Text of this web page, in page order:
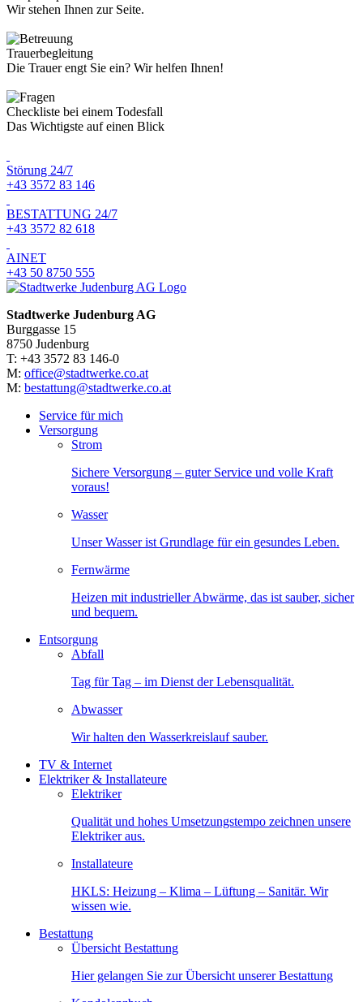
Wir stehen Ihnen zur Seite.
Trauerbegleitung
Die Trauer engt Sie ein? Wir helfen Ihnen!
Checkliste bei einem Todesfall
Das Wichtigste auf einen Blick
Störung 24/7
+43 3572 83 146
BESTATTUNG 24/7
+43 3572 82 618
AINET
+43 50 8750 555
Stadtwerke Judenburg AG
Burggasse 15
8750 Judenburg
T: +43 3572 83 146-0
M: office@stadtwerke.co.at
M: bestattung@stadtwerke.co.at
Service für mich
Versorgung
Strom
Sichere Versorgung – guter Service und volle Kraft
voraus!
Wasser
Unser Wasser ist Grundlage für ein gesundes Leben.
Fernwärme
Heizen mit industrieller Abwärme, das ist sauber, sicher
und bequem.
Entsorgung
Abfall
Tag für Tag – im Dienst der Lebensqualität.
Abwasser
Wir halten den Wasserkreislauf sauber.
TV & Internet
Elektriker & Installateure
Elektriker
Qualität und hohes Umsetzungstempo zeichnen unsere
Elektriker aus.
Installateure
HKLS: Heizung – Klima – Lüftung – Sanitär. Wir
wissen wie.
Bestattung
Übersicht Bestattung
Hier gelangen Sie zur Übersicht unserer Bestattung